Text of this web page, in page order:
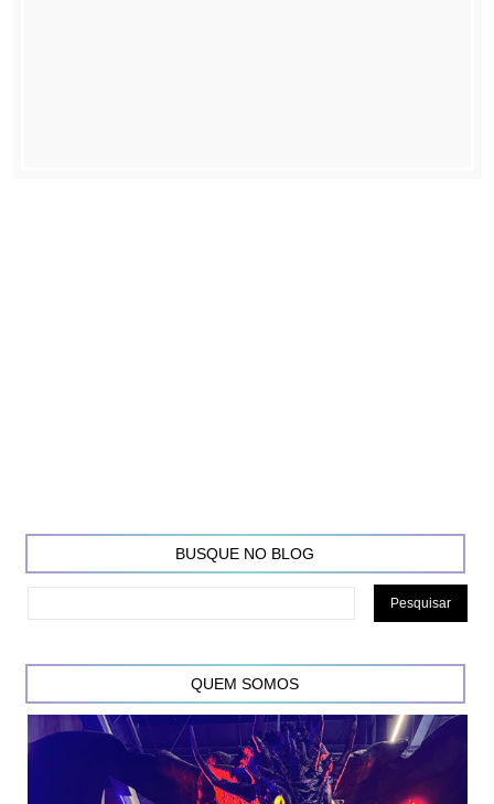
BUSQUE NO BLOG
QUEM SOMOS